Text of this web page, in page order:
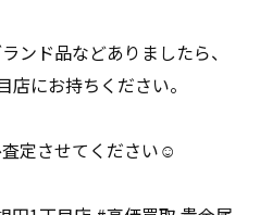
ンド品などありましたら、
にお持ちください。
定させてください☺️